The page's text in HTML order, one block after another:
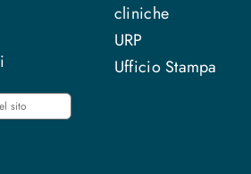
cliniche
URP
Ufficio Stampa